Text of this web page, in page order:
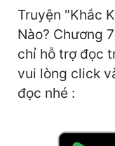
Học Đường
Khoa Huyễn
Khoa Huyễn Không Gian
Kinh Dị
Truyện "Khắc
Nào? Chương
chỉ hỗ trợ đọc
vui lòng click
đọc nhé :